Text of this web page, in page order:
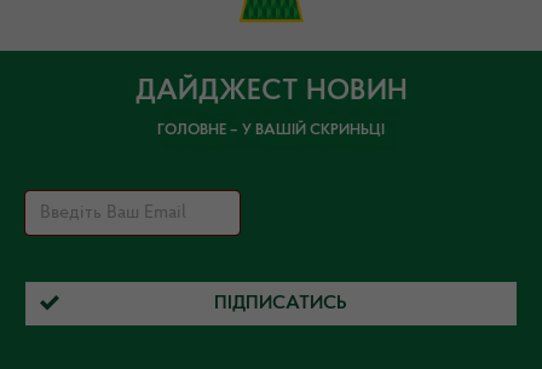
ДАЙДЖЕСТ НОВИН
ГОЛОВНЕ – У ВАШІЙ СКРИНЬЦІ
ПІДПИСАТИСЬ